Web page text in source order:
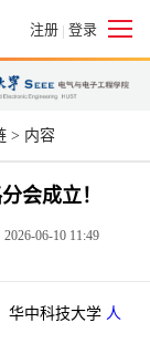
注册 | 登录
> 内容
会成立！
06-10 11:49
华中科技大学 人